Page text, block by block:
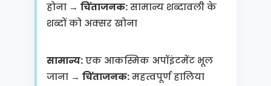
होना → चिंताजनक:सामान्य शब्दावली के
शब्दों को अक्सर खोना
सामान्य:एक आकस्मिक अपॉइंटमेंट भूल
जाना → चिंताजनक:महत्वपूर्ण हालिया